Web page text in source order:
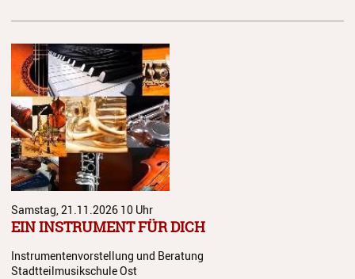
Schulordnung
Elternbeirat
Förderverein
Stiftung
Stellenangebote
Samstag, 21.11.2026 10 Uhr
EIN INSTRUMENT FÜR DICH
Instrumentenvorstellung und Beratung
Stadtteilmusikschule Ost